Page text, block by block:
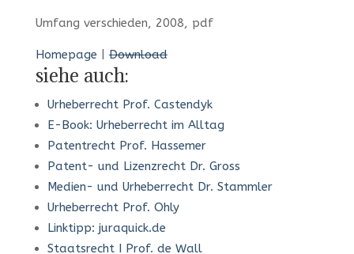
Umfang verschieden, 2008, pdf
Homepage |Download
siehe auch:
Urheberrecht Prof. Castendyk
E-Book: Urheberrecht im Alltag
Patentrecht Prof. Hassemer
Patent- und Lizenzrecht Dr. Gross
Medien- und Urheberrecht Dr. Stammler
Urheberrecht Prof. Ohly
Linktipp: juraquick.de
Staatsrecht I Prof. de Wall